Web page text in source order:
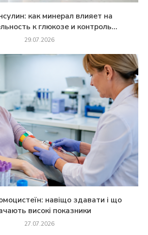
как минерал влияет на
к глюкозе и контроль...
29.07.2026
навіщо здавати і що
високі показники
27.07.2026